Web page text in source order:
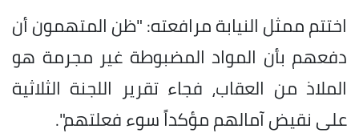
اختتم ممثل النيابة مرافعته: "ظن المتهمون أن
دفعهم بأن المواد المضبوطة غير مجرمة هو
الملاذ من العقاب، فجاء تقرير اللجنة الثلاثية
على نقيض آمالهم مؤكداً سوء فعلتهم".